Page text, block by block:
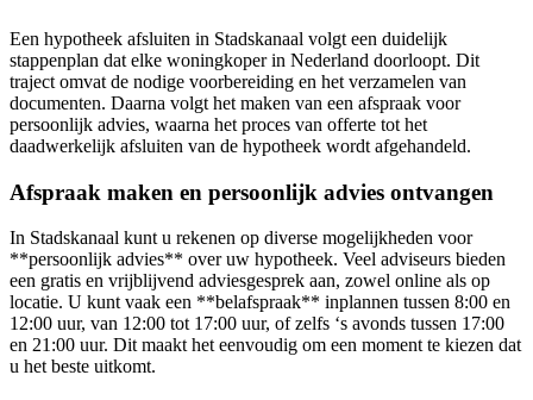
Een hypotheek afsluiten in Stadskanaal volgt een duidelijk
stappenplan dat elke woningkoper in Nederland doorloopt. Dit
traject omvat de nodige voorbereiding en het verzamelen van
documenten. Daarna volgt het maken van een afspraak voor
persoonlijk advies, waarna het proces van offerte tot het
daadwerkelijk afsluiten van de hypotheek wordt afgehandeld.
Afspraak maken en persoonlijk advies ontvangen
In Stadskanaal kunt u rekenen op diverse mogelijkheden voor
**persoonlijk advies** over uw hypotheek. Veel adviseurs bieden
een gratis en vrijblijvend adviesgesprek aan, zowel online als op
locatie. U kunt vaak een **belafspraak** inplannen tussen 8:00 en
12:00 uur, van 12:00 tot 17:00 uur, of zelfs ‘s avonds tussen 17:00
en 21:00 uur. Dit maakt het eenvoudig om een moment te kiezen dat
u het beste uitkomt.